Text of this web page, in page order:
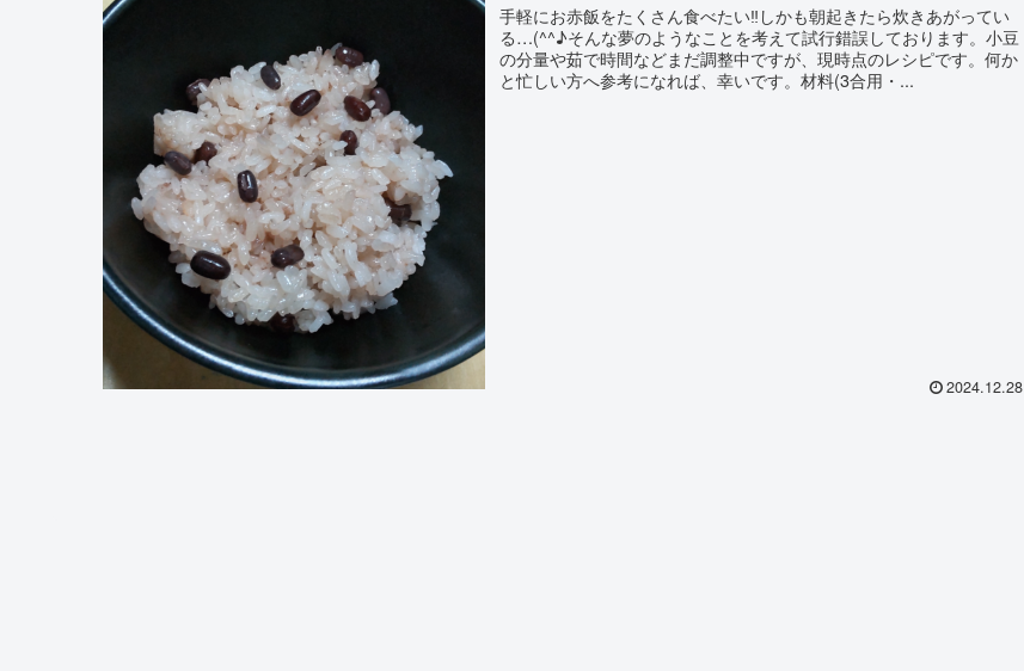
手軽にお赤飯をたくさん食べたい‼しかも朝起きたら炊きあがってい
る…(^^♪そんな夢のようなことを考えて試行錯誤しております。小豆
の分量や茹で時間などまだ調整中ですが、現時点のレシピです。何か
と忙しい方へ参考になれば、幸いです。材料(3合用・...
2024.12.28